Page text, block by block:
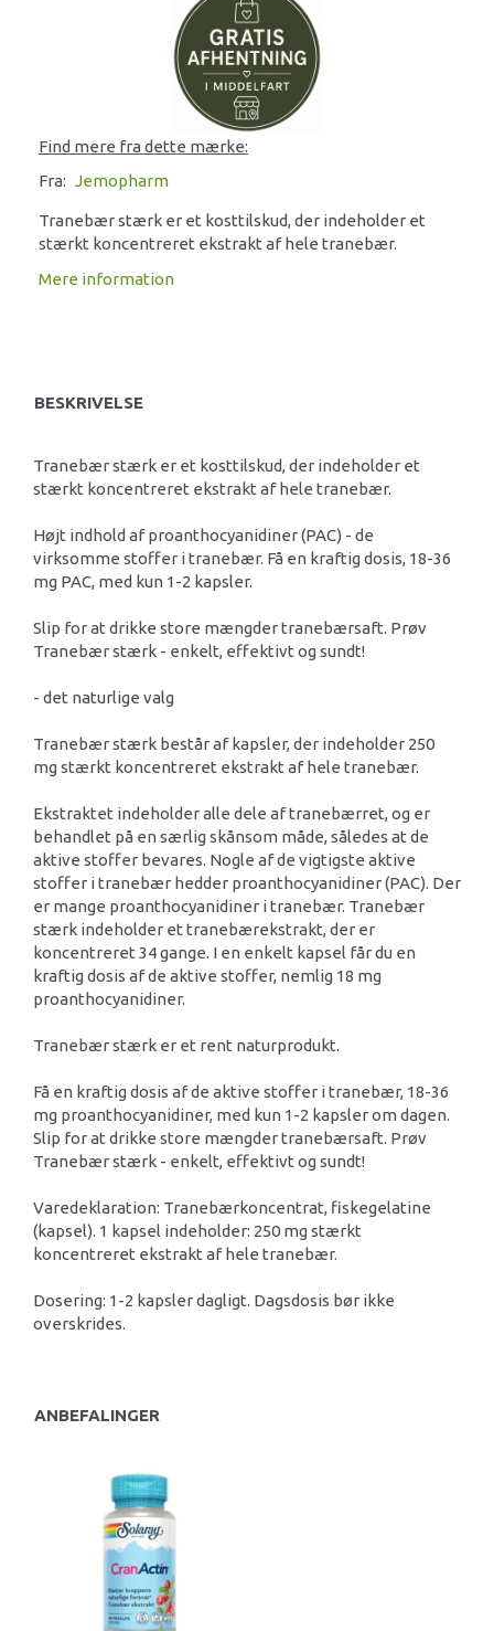
Find mere fra dette mærke:
Fra: Jemopharm
Tranebær stærk er et kosttilskud, der indeholder et
stærkt koncentreret ekstrakt af hele tranebær.
Mere information
BESKRIVELSE
Tranebær stærk er et kosttilskud, der indeholder et
stærkt koncentreret ekstrakt af hele tranebær.
Højt indhold af proanthocyanidiner (PAC) - de
virksomme stoffer i tranebær. Få en kraftig dosis, 18-36
mg PAC, med kun 1-2 kapsler.
Slip for at drikke store mængder tranebærsaft. Prøv
Tranebær stærk - enkelt, effektivt og sundt!
- det naturlige valg
Tranebær stærk består af kapsler, der indeholder 250
mg stærkt koncentreret ekstrakt af hele tranebær.
Ekstraktet indeholder alle dele af tranebærret, og er
behandlet på en særlig skånsom måde, således at de
aktive stoffer bevares. Nogle af de vigtigste aktive
stoffer i tranebær hedder proanthocyanidiner (PAC). Der
er mange proanthocyanidiner i tranebær. Tranebær
stærk indeholder et tranebærekstrakt, der er
koncentreret 34 gange. I en enkelt kapsel får du en
kraftig dosis af de aktive stoffer, nemlig 18 mg
proanthocyanidiner.
Tranebær stærk er et rent naturprodukt.
Få en kraftig dosis af de aktive stoffer i tranebær, 18-36
mg proanthocyanidiner, med kun 1-2 kapsler om dagen.
Slip for at drikke store mængder tranebærsaft. Prøv
Tranebær stærk - enkelt, effektivt og sundt!
Varedeklaration: Tranebærkoncentrat, fiskegelatine
(kapsel). 1 kapsel indeholder: 250 mg stærkt
koncentreret ekstrakt af hele tranebær.
Dosering: 1-2 kapsler dagligt. Dagsdosis bør ikke
overskrides.
ANBEFALINGER